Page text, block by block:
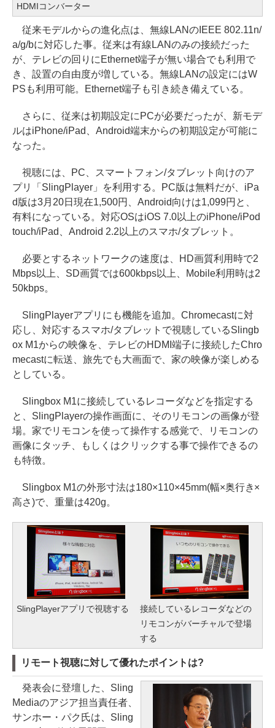
HDMIコンバーター
従来モデルからの進化点は、無線LANのIEEE 802.11n/
a/g/bに対応した事。従来は有線LANのみの接続だった
が、テレビの回りにEthernet端子が無い場合でも利用で
き、設置の自由度が増している。無線LANの設定にはW
PSも利用可能。Ethernet端子も引き続き備えている。
さらに、従来は初期設定にPCが必要だったが、新モデ
ルはiPhone/iPad、Android端末からの初期設定が可能に
なった。
視聴には、PC、スマートフォン/タブレット向けのア
プリ「SlingPlayer」を利用する。PC版は無料だが、iPa
d版は3月20日現在1,500円、Android向けは1,099円と、
有料になっている。対応OSはiOS 7.0以上のiPhone/iPod
touch/iPad、Android 2.2以上のスマホ/タブレット。
必要とするネットワークの速度は、HD画質利用時で2
Mbps以上、SD画質では600kbps以上、Mobile利用時は2
50kbps。
SlingPlayerアプリにも機能を追加。Chromecastに対
応し、対応するスマホ/タブレットで視聴しているSlingb
ox M1からの映像を、テレビのHDMI端子に接続したChro
mecastに転送、旅先でも大画面で、家の映像が楽しめる
としている。
Slingbox M1に接続しているレコーダなどを指定する
と、SlingPlayerの操作画面に、そのリモコンの画像が登
場。家でリモコンを使って操作する感覚で、リモコンの
画像にタッチ、もしくはクリックする事で操作できるの
も特徴。
Slingbox M1の外形寸法は180×110×45mm(幅×奥行き×
高さ)で、重量は420g。
SlingPlayerアプリで視聴する
接続しているレコーダなどの
リモコンがバーチャルで登場
する
リモート視聴に対して優れたポイントは?
発表会に登壇した、Sling
Mediaのアジア担当責任者、
サンホー・パク氏は、Sling